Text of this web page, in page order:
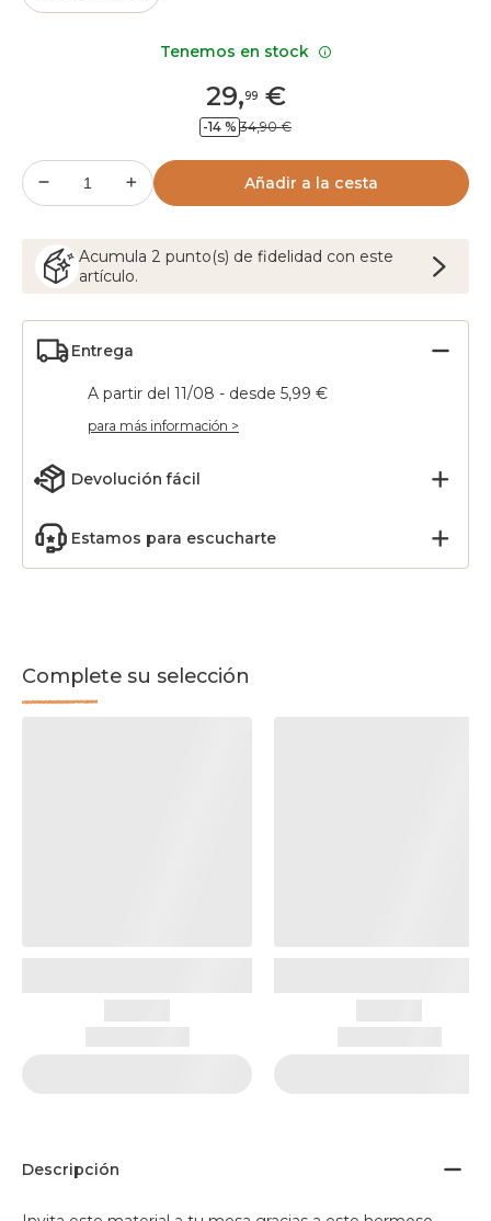
29,99€
-14 % 34,90 €
Añadir a la cesta
Acumula 2 punto(s) de fidelidad con este
artículo.
Entrega
A partir del 11/08 - desde 5,99 €
para más información >
Devolución fácil
Estamos para escucharte
Complete su selección
Descripción